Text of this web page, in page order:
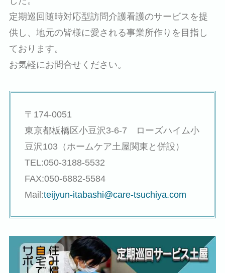
定期巡回随時対応型訪問介護看護のサービスを提
供し、地元の皆様に愛される事業所作りを目指し
ております。
お気軽にお問合せください。
〒174-0051
東京都板橋区小豆沢3-6-7 ローズハイム小
豆沢103（ホームケア土屋関東と併設）
TEL:050-3188-5532
FAX:050-6882-5584
Mail:teijyun-itabashi@care-tsuchiya.com